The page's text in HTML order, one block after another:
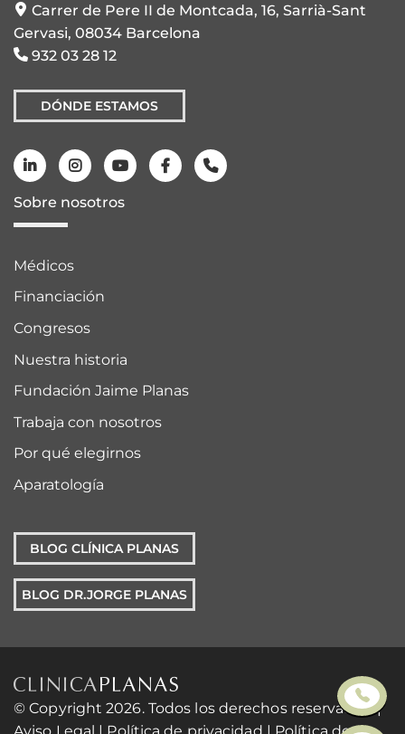
Carrer de Pere II de Montcada, 16, Sarrià-Sant
Gervasi, 08034 Barcelona
932 03 28 12
DÓNDE ESTAMOS
Sobre nosotros
Médicos
Financiación
Congresos
Nuestra historia
Fundación Jaime Planas
Trabaja con nosotros
Por qué elegirnos
Aparatología
BLOG CLÍNICA PLANAS
BLOG DR.JORGE PLANAS
© Copyright 2026. Todos los derechos reservados. |
Aviso Legal | Política de privacidad | Política de